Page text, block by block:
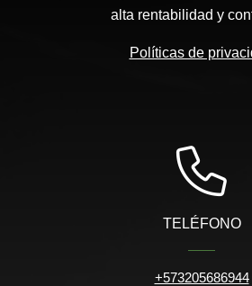
alta rentabilidad y
Políticas de
TELÉFONO
+573205686944